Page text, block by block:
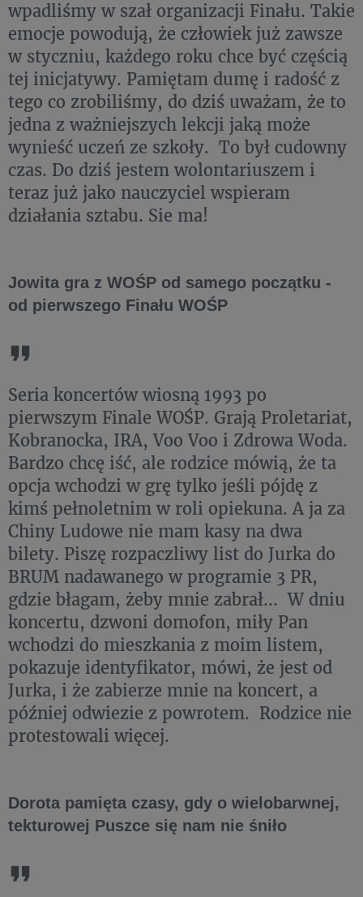
wpadliśmy w szał organizacji Finału. Takie
emocje powodują, że człowiek już zawsze
w styczniu, każdego roku chce być częścią
tej inicjatywy. Pamiętam dumę i radość z
tego co zrobiliśmy, do dziś uważam, że to
jedna z ważniejszych lekcji jaką może
wynieść uczeń ze szkoły. To był cudowny
czas. Do dziś jestem wolontariuszem i
teraz już jako nauczyciel wspieram
działania sztabu. Sie ma!
Jowita gra z WOŚP od samego początku -
od pierwszego Finału WOŚP
Seria koncertów wiosną 1993 po
pierwszym Finale WOŚP. Grają Proletariat,
Kobranocka, IRA, Voo Voo i Zdrowa Woda.
Bardzo chcę iść, ale rodzice mówią, że ta
opcja wchodzi w grę tylko jeśli pójdę z
kimś pełnoletnim w roli opiekuna. A ja za
Chiny Ludowe nie mam kasy na dwa
bilety. Piszę rozpaczliwy list do Jurka do
BRUM nadawanego w programie 3 PR,
gdzie błagam, żeby mnie zabrał... W dniu
koncertu, dzwoni domofon, miły Pan
wchodzi do mieszkania z moim listem,
pokazuje identyfikator, mówi, że jest od
Jurka, i że zabierze mnie na koncert, a
później odwiezie z powrotem. Rodzice nie
protestowali więcej.
Dorota pamięta czasy, gdy o wielobarwnej,
tekturowej Puszce się nam nie śniło